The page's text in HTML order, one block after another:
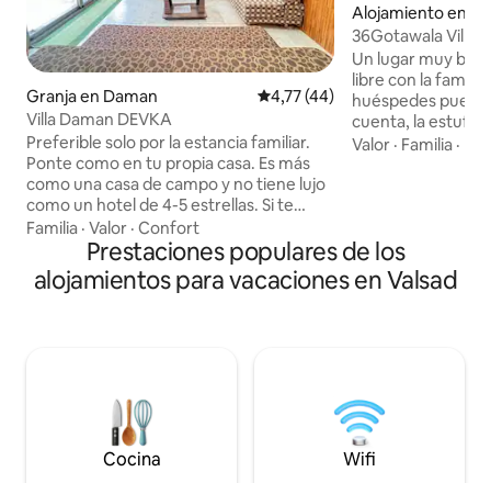
Granja en Daman Calificación promedio: 4,77 de
4,77 (44)
Villa Daman DEVKA
Preferible solo por la estancia familiar.
Ponte como en tu propia casa. Es más
como una casa de campo y no tiene lujo
como un hotel de 4-5 estrellas. Si te
encanta la naturaleza y el espacio,este
es el lugar correcto. Banglow está en
Devka detrás de la casa de verano del
hotel y cerca de la hermosa playa Devka
Tienes que conducir en Jambore Beach
y otros lugares en tu propio vehículo o
taxi alquilado. Depósito de seguridad
Familia · Valor · Confort
Alojamiento en
36Gotawala Villa-
piscina-bar
Un lugar muy
libre con la familia
huéspedes
cuenta, la estufa,
las instalaciones
piscina en la casa
significativo y
como para los
Valor · Familia ·
Prestaciones populares de los
alojamientos para vacaciones en Valsad
Cocina Wifi